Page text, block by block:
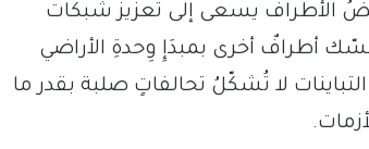
الأطراف يسعى إلى تعزيز شبكات
أطرافٌ أخرى بمبدَإِ وِحدةِ الأراضي
لا تُشكّلُ تحالفاتٍ صلبة بقدر ما